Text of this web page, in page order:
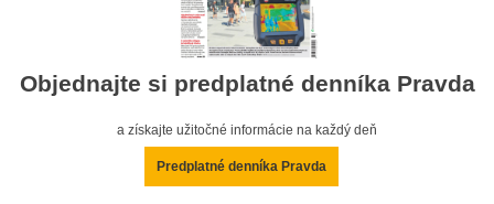
Objednajte si predplatné denníka Pravda
a získajte užitočné informácie na každý deň
Predplatné denníka Pravda